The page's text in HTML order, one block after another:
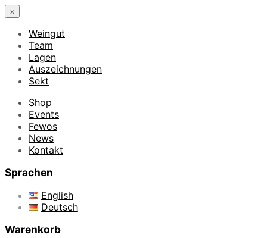
×
Weingut
Team
Lagen
Auszeichnungen
Sekt
Shop
Events
Fewos
News
Kontakt
Sprachen
English
Deutsch
Warenkorb